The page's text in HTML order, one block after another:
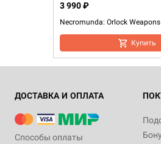
Necromunda: Orlock
3 990 ₽
Купить
ДОСТАВКА И ОПЛАТА
Способы оплаты